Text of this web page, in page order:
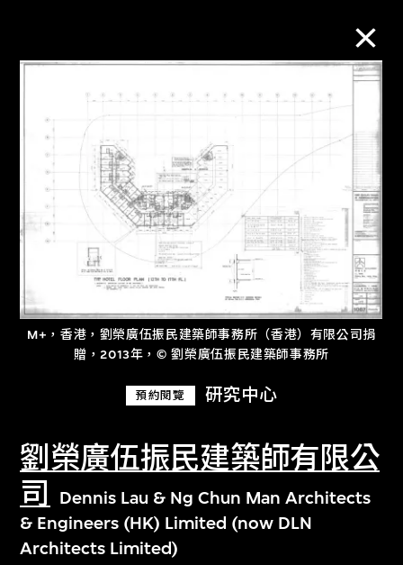
M+，香港，劉榮廣伍振民建築師事務所（香港）有限公司捐
贈，2013年，© 劉榮廣伍振民建築師事務所
預約閱覽 研究中心
劉榮廣伍振民建築師有限公
司
Dennis Lau & Ng Chun Man Architects
& Engineers (HK) Limited (now DLN
Architects Limited)
M+藏品
進一步篩選 搜索
關於M+藏品
探索世界頂級的二十及二十一世紀視覺
文化藏品。